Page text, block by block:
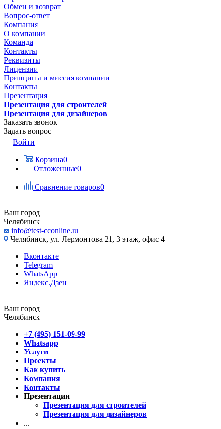
Обмен и возврат
Вопрос-ответ
Компания
О компании
Команда
Контакты
Реквизиты
Лицензии
Принципы и миссия компании
Контакты
Презентация
Презентация для строителей
Презентация для дизайнеров
Заказать звонок
Задать вопрос
Войти
Корзина0
Отложенные0
Сравнение товаров0
Ваш город
Челябинск
info@test-cconline.ru
Челябинск, ул. Лермонтова 21, 3 этаж, офис 4
Вконтакте
Telegram
WhatsApp
Яндекс.Дзен
Ваш город
Челябинск
+7 (495) 151-09-99
Whatsapp
Услуги
Проекты
Как купить
Компания
Контакты
Презентации
Презентация для строителей
Презентация для дизайнеров
...